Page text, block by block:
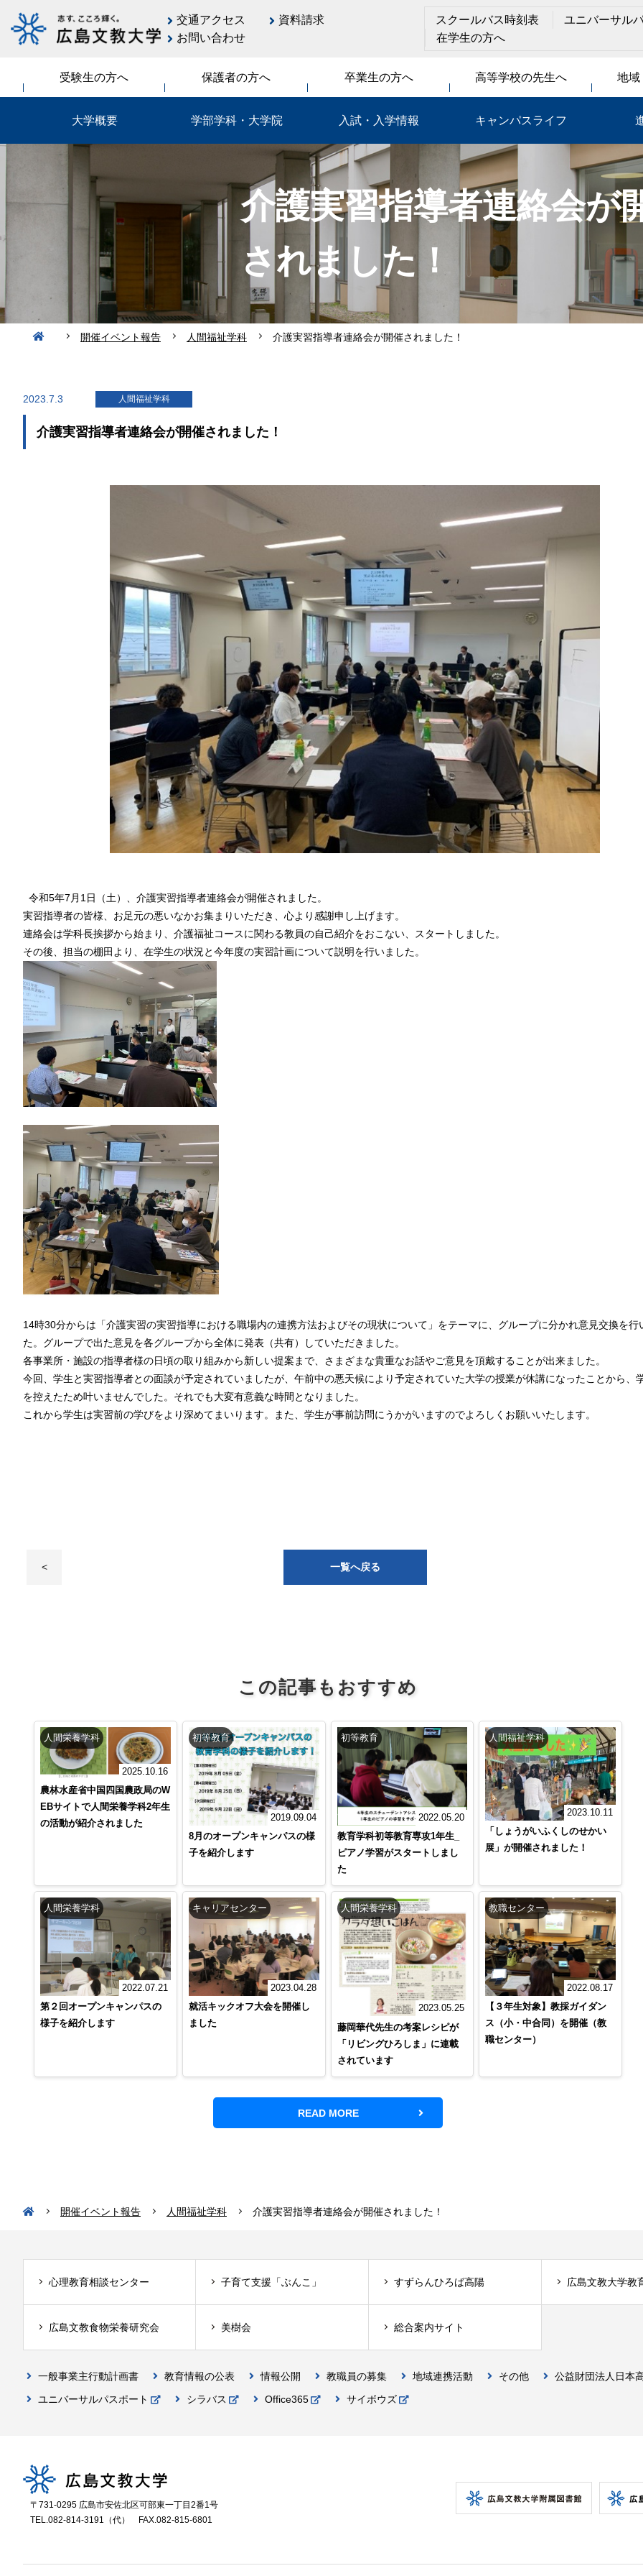
交通アクセス
資料請求
お問い合わせ
スクールバス時刻表
ユニバーサル
在学生の方へ
受験生の方へ 保護者の方へ 卒業生の方へ 高等学校の先生へ 地域
大学概要 学部学科・大学院 入試・入学情報 キャンパスライフ
介護実習指導者連絡会が
されました！
開催イベント報告 人間福祉学科 介護実習指導者連絡会が開催されました！
2023.7.3 人間福祉学科
介護実習指導者連絡会が開催されました！
令和5年7月1日（土）、介護実習指導者連絡会が開催されました。
実習指導者の皆様、お足元の悪いなかお集まりいただき、心より感謝申し上げます。
連絡会は学科長挨拶から始まり、介護福祉コースに関わる教員の自己紹介をおこない、スタートしました。
その後、担当の棚田より、在学生の状況と今年度の実習計画について説明を行いました。
14時30分からは「介護実習の実習指導における職場内の連携方法およびその現状について」をテーマに、グループに分かれ意見交換を行
た。 グループで出た意見を各グループから全体に発表（共有）していただきました。
各事業所・施設の指導者様の日頃の取り組みから新しい提案まで、さまざまな貴重なお話やご意見を頂戴することが出来ました。
今回、学生と実習指導者との面談が予定されていましたが、午前中の悪天候により予定されていた大学の授業が休講になったことから、
を控えたため叶いませんでした。それでも大変有意義な時間となりました。
これから学生は実習前の学びをより深めてまいります。また、学生が事前訪問にうかがいますのでよろしくお願いいたします。
< 一覧へ戻る
この記事もおすすめ
人間栄養学科
2025.10.16
農林水産省中国四国農政局のW
EBサイトで人間栄養学科2年生
の活動が紹介されました
初等教育
2019.09.04
8月のオープンキャンパスの様
子を紹介します
初等教育
2022.05.20
教育学科初等教育専攻1年生_
ピアノ学習がスタートしまし
た
人間福祉学科
2023.10.11
「しょうがいふくしのせかい
展」が開催されました！
人間栄養学科
2022.07.21
第２回オープンキャンパスの
様子を紹介します
キャリアセンター
2023.04.28
就活キックオフ大会を開催し
ました
人間栄養学科
2023.05.25
藤岡華代先生の考案レシピが
「リビングひろしま」に連載
されています
教職センター
2022.08.17
【３年生対象】教採ガイダン
ス（小・中合同）を開催（教
職センター）
READ MORE
開催イベント報告 人間福祉学科 介護実習指導者連絡会が開催されました！
心理教育相談センター 子育て支援「ぶんこ」 すずらんひろば高陽 広島文教大学教
広島文教食物栄養研究会 美樹会 総合案内サイト
一般事業主行動計画書 教育情報の公表 情報公開 教職員の募集 地域連携活動 その他
公益財団法人日本
ユニバーサルパスポート
シラバス Office365 サイボウズ
〒731-0295 広島市安佐北区可部東一丁目2番1号
TEL.082-814-3191（代）
FAX.082-815-6801